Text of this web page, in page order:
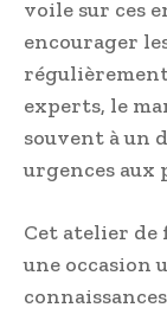
voile sur ces
encourager
experts, le
souvent à un
urgences aux
Cet atelier
une occasion